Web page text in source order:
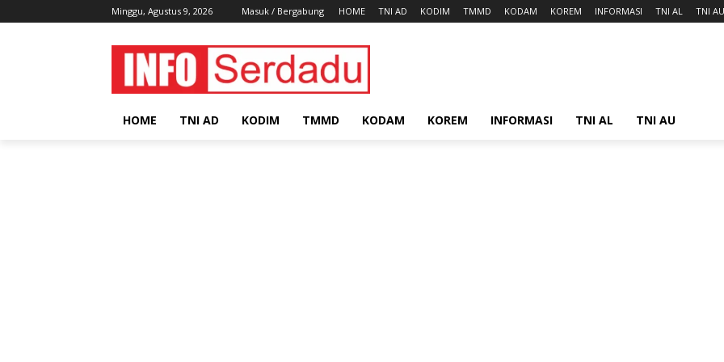
Minggu, Agustus 9, 2026 Masuk / Bergabung HOME TNI AD KODIM TMMD KODAM KOREM INFORMASI TNI AL TNI AU
HOME TNI AD KODIM TMMD KODAM KOREM INFORMASI TNI AL TNI AU